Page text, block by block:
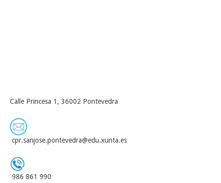
Calle Princesa 1, 36002 Pontevedra
cpr.sanjose.pontevedra@edu.xunta.es
986 861 990